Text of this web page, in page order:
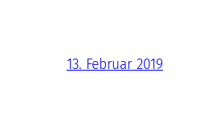
13. Februar 2019